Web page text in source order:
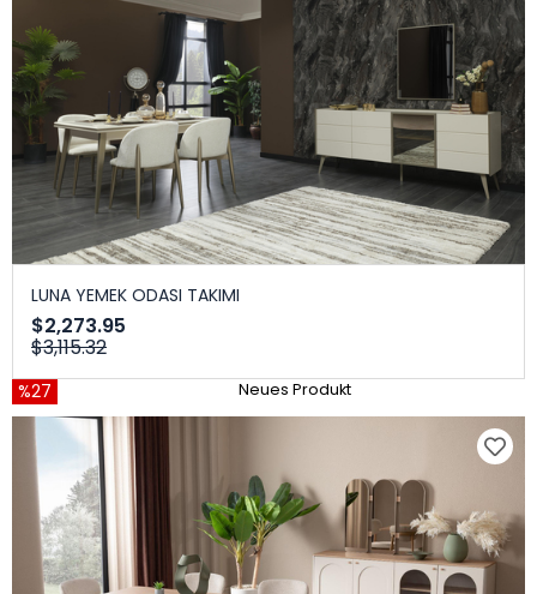
LUNA YEMEK ODASI TAKIMI
$2,273.95
$3,115.32
%27 Neues Produkt